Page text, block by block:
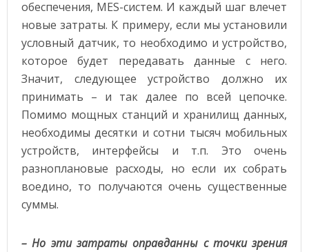
обеспечения, MES-систем. И каждый шаг влечет
новые затраты. К примеру, если мы установили
условный датчик, то необходимо и устройство,
которое будет передавать данные с него.
Значит, следующее устройство должно их
принимать – и так далее по всей цепочке.
Помимо мощных станций и хранилищ данных,
необходимы десятки и сотни тысяч мобильных
устройств, интерфейсы и т.п. Это очень
разноплановые расходы, но если их собрать
воедино, то получаются очень существенные
суммы.
– Но эти затраты оправданны с точки зрения